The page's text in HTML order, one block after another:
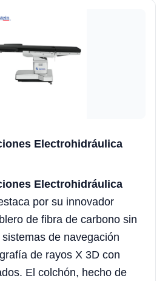
Electrohidráulica
Electrohidráulica
por su innovador
de fibra de carbono sin
de navegación
de rayos X 3D con
El colchón, hecho de